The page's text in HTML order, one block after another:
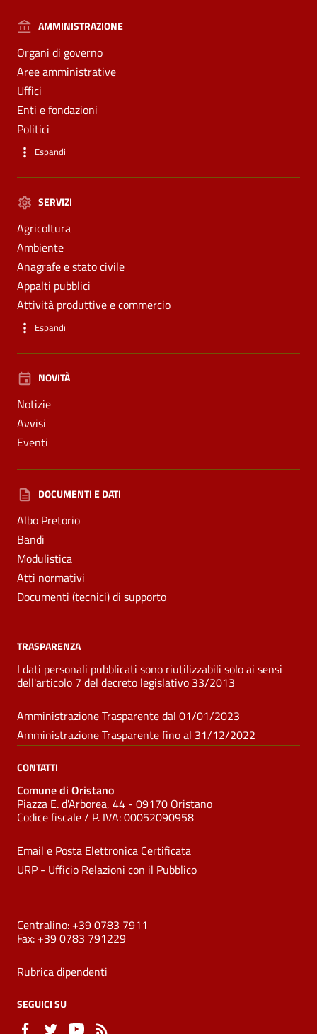
AMMINISTRAZIONE
Organi di governo
Aree amministrative
Uffici
Enti e fondazioni
Politici
Espandi
SERVIZI
Agricoltura
Ambiente
Anagrafe e stato civile
Appalti pubblici
Attività produttive e commercio
Espandi
NOVITÀ
Notizie
Avvisi
Eventi
DOCUMENTI E DATI
Albo Pretorio
Bandi
Modulistica
Atti normativi
Documenti (tecnici) di supporto
TRASPARENZA
I dati personali pubblicati sono riutilizzabili solo ai sensi
dell'articolo 7 del decreto legislativo 33/2013
Amministrazione Trasparente dal 01/01/2023
Amministrazione Trasparente fino al 31/12/2022
CONTATTI
Comune di Oristano
Piazza E. d'Arborea, 44 - 09170 Oristano
Codice fiscale / P. IVA:00052090958
Email e Posta Elettronica Certificata
URP - Ufficio Relazioni con il Pubblico
Centralino: +39 0783 7911
Fax: +39 0783 791229
Rubrica dipendenti
SEGUICI SU